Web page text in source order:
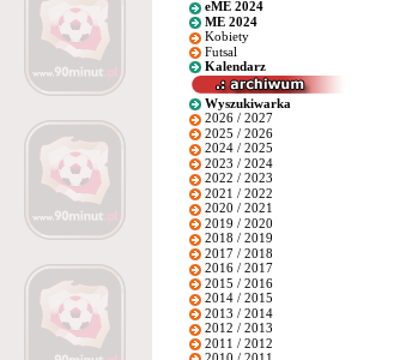
eME 2024
ME 2024
Kobiety
Futsal
Kalendarz
Wyszukiwarka
2026 / 2027
2025 / 2026
2024 / 2025
2023 / 2024
2022 / 2023
2021 / 2022
2020 / 2021
2019 / 2020
2018 / 2019
2017 / 2018
2016 / 2017
2015 / 2016
2014 / 2015
2013 / 2014
2012 / 2013
2011 / 2012